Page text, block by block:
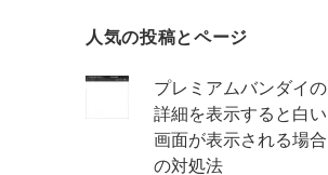
人気の投稿とページ
プレミアムバンダイの
詳細を表示すると白い
画面が表示される場合
の対処法